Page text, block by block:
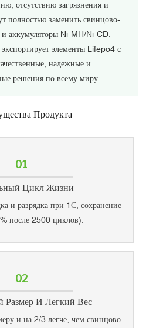
отсутствию загрязнения и
полностью заменить свинцово-
и аккумуляторы Ni-MH/Ni-CD.
элементы Lifepo4 с
надежные и
решения по всему миру.
Продукта
01
Цикл Жизни
и разрядка при 1С, сохранение
после 2500 циклов).
02
Размер И Легкий Вес
и на 2/3 легче, чем свинцово-